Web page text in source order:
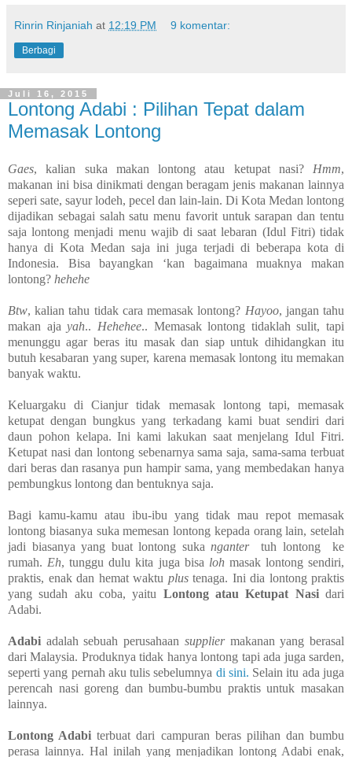
Rinrin Rinjaniah at 12:19 PM 9 komentar:
Berbagi
Juli 16, 2015
Lontong Adabi : Pilihan Tepat dalam
Memasak Lontong
Gaes, kalian suka makan lontong atau ketupat nasi? Hmm,
makanan ini bisa dinikmati dengan beragam jenis makanan lainnya
seperi sate, sayur lodeh, pecel dan lain-lain. Di Kota Medan lontong
dijadikan sebagai salah satu menu favorit untuk sarapan dan tentu
saja lontong menjadi menu wajib di saat lebaran (Idul Fitri) tidak
hanya di Kota Medan saja ini juga terjadi di beberapa kota di
Indonesia. Bisa bayangkan ‘kan bagaimana muaknya makan
lontong? hehehe
Btw, kalian tahu tidak cara memasak lontong? Hayoo, jangan tahu
makan ajayah.. Hehehee.. Memasak lontong tidaklah sulit, tapi
menunggu agar beras itu masak dan siap untuk dihidangkan itu
butuh kesabaran yang super, karena memasak lontong itu memakan
banyak waktu.
Keluargaku di Cianjur tidak memasak lontong tapi, memasak
ketupat dengan bungkus yang terkadang kami buat sendiri dari
daun pohon kelapa. Ini kami lakukan saat menjelang Idul Fitri.
Ketupat nasi dan lontong sebenarnya sama saja, sama-sama terbuat
dari beras dan rasanya pun hampir sama, yang membedakan hanya
pembungkus lontong dan bentuknya saja.
Bagi kamu-kamu atau ibu-ibu yang tidak mau repot memasak
lontong biasanya suka memesan lontong kepada orang lain, setelah
jadi biasanya yang buat lontong sukangantertuh lontong ke
rumah. Eh, tunggu dulu kita juga bisa lohmasak lontong sendiri,
praktis, enak dan hemat waktu plustenaga. Ini dia lontong praktis
yang sudah aku coba, yaitu Lontong atau Ketupat Nasidari
Adabi.
Adabi adalah sebuah perusahaan suppliermakanan yang berasal
dari Malaysia. Produknya tidak hanya lontong tapi ada juga sarden,
seperti yang pernah aku tulis sebelumnya di sini. Selain itu ada juga
perencah nasi goreng dan bumbu-bumbu praktis untuk masakan
lainnya.
Lontong Adabi terbuat dari campuran beras pilihan dan bumbu
perasa lainnya. Hal inilah yang menjadikan lontong Adabi enak,